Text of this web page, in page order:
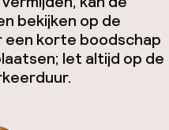
bekijken op de
een korte boodschap
let altijd op de